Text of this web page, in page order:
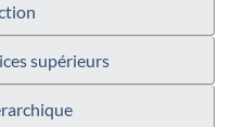
supérieurs